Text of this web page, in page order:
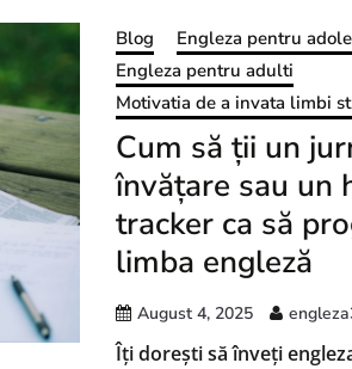
Blog
Engleza pentru
Engleza pentru adulti
Motivatia de a invata limbi
Cum să ții un
învățare sau un
tracker ca să
limba engleză
August 4, 2025
Îți dorești să înveți